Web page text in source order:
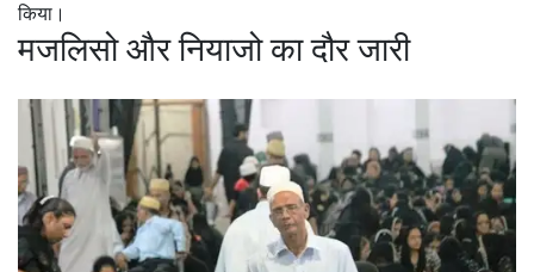
किया।
मजलिसो और नियाजो का दौर जारी